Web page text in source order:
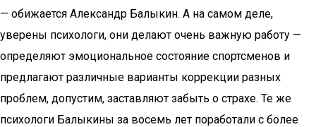
— обижается Александр Балыкин. А на самом деле,
уверены психологи, они делают очень важную работу —
определяют эмоциональное состояние спортсменов и
предлагают различные варианты коррекции разных
проблем, допустим, заставляют забыть о страхе. Те же
психологи Балыкины за восемь лет поработали с более